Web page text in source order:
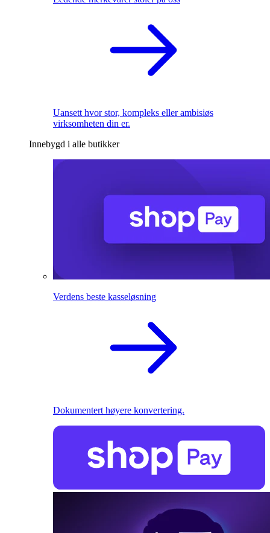
Uansett hvor stor, kompleks eller ambisiøs
virksomheten din er.
Innebygd i alle butikker
Verdens beste kasseløsning
Dokumentert høyere konvertering.